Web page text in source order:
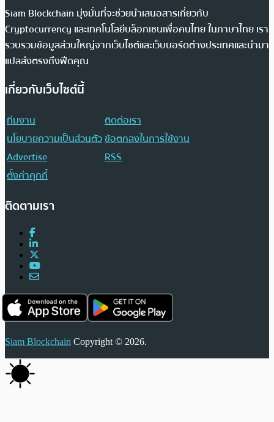
Siam Blockchain มุ่งมั่นที่จะช่วยนำเสนอสารเกี่ยวกับ
Cryptocurrency และเทคโนโลยีบล็อกเชนเพื่อคนไทย ในภาษาไทย เรา
รวบรวมข้อมูลส่วนใหญ่จากเว็บไซต์และเว็บบอร์ดต่างประเทศและนำมา
แปลส่งตรงถึงฟีดคุณ
เกี่ยวกับเว็บไซต์นี้
ทีมงาน
ติดต่อเรา
นโยบายความเป็นส่วนตัวข้อตกลงในการใช้งาน
Advertise
RSS
ตั้งค่าคุกกี้
ติดตามเรา
Siam Blockchain Copyright © 2026.